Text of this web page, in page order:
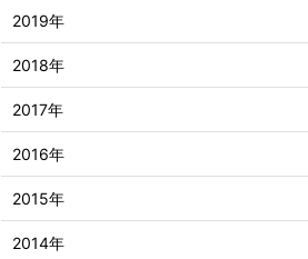
2019年
2018年
2017年
2016年
2015年
2014年